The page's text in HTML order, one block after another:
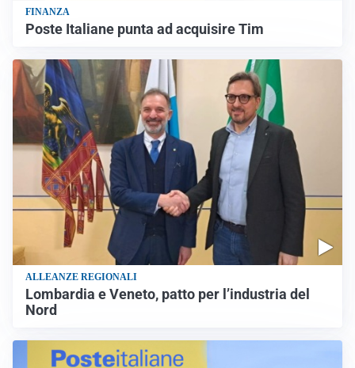
FINANZA
Poste Italiane punta ad acquisire Tim
ALLEANZE REGIONALI
Lombardia e Veneto, patto per l’industria del
Nord